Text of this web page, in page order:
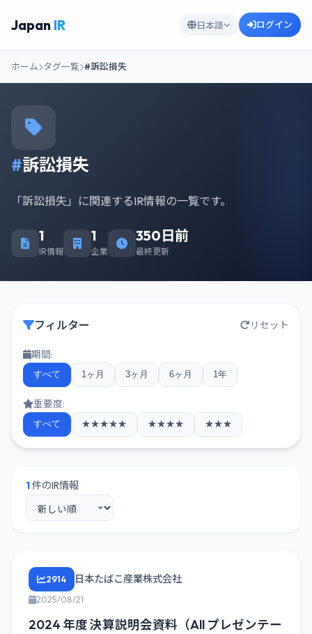
Japan IR 日本語 ログイン
ホーム タグ一覧 #訴訟損失
#訴訟損失
「訴訟損失」に関連するIR情報の一覧です。
1
IR情報
1
企業
350日前
最終更新
フィルター リセット
期間:
すべて 1ヶ月 3ヶ月 6ヶ月 1年
重要度:
すべて ★★★★★ ★★★★ ★★★
1件のIR情報
2914 日本たばこ産業株式会社
2025/08/21
2024 年度 決算説明会資料（All プレゼンテー